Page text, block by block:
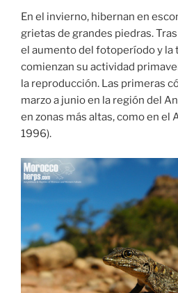
En el invierno, hibernan en
grietas de grandes piedras.
el aumento del fotoperíodo y la
comienzan su actividad
la reproducción. Las primeras
marzo a junio en la región del
en zonas más altas, como en el
1996).